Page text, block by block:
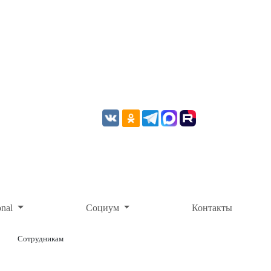
Социум Контакты
Сотрудникам